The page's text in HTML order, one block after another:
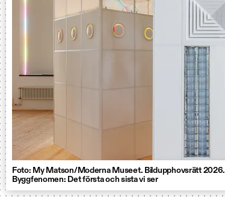
Foto: My Matson/Moderna Museet. Bildupphovsrätt 2026.
Byggfenomen: Det första och sista vi ser